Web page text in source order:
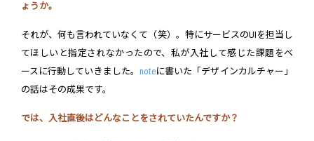
ょうか。
それが、何も言われていなくて（笑）。特にサービスのUIを担当し
てほしいと指定されなかったので、私が入社して感じた課題をベ
ースに行動していきました。 noteに書いた「デザインカルチャー」
の話はその成果です。
では、入社直後はどんなことをされていたんですか？